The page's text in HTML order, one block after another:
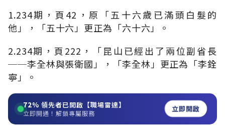
1.234期，頁42，原「五十六歲已滿頭白髮的
他」，「五十六」更正為「六十六」。
2.234期，頁222，「昆山已經出了兩位副省長
──李全林與張衛國」，「李全林」更正為「李銓
寧」。
72% 領先者已開啟【職場雷達】
立即開通！解鎖專屬服務 立即開啟